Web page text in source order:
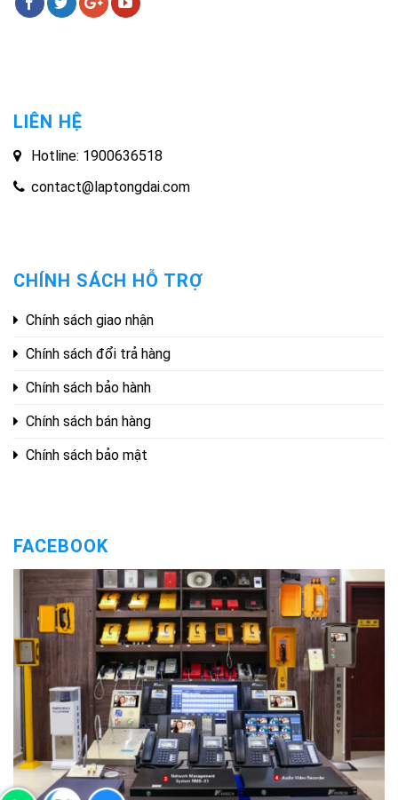
LIÊN HỆ
Hotline: 1900636518
contact@laptongdai.com
CHÍNH SÁCH HỖ TRỢ
Chính sách giao nhận
Chính sách đổi trả hàng
Chính sách bảo hành
Chính sách bán hàng
Chính sách bảo mật
FACEBOOK